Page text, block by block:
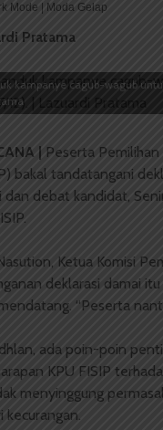
Mode | Moda Gelap
Pratama
kampanye cagub-wagub
|
Peserta
bakal tandatangani
dan debat kandidat,
Ketua Komisi
deklarasi damai
“Peserta
ada poin-poin
KPU FISIP
menyinggung
kecurangan.